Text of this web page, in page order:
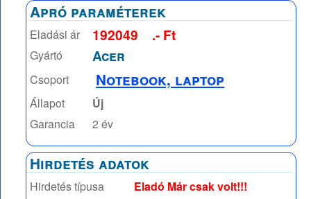
Apró paraméterek
Eladási ár 192049 .- Ft
Gyártó Acer
Csoport Notebook, laptop
Állapot
Új
Garancia
2 év
Hirdetés adatok
Hirdetés típusa Eladó Már csak volt!!!